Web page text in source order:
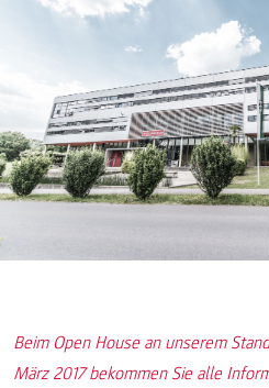
Beim Open House an unserem
März 2017 bekommen Sie alle